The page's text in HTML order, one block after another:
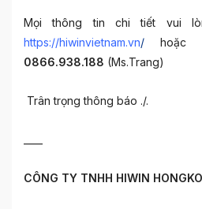
Mọi thông tin chi tiết vui
https://hiwinvietnam.vn/ hoặc
0866.938.188 (Ms.Trang)
Trân trọng thông báo ./.
CÔNG TY TNHH HIWIN